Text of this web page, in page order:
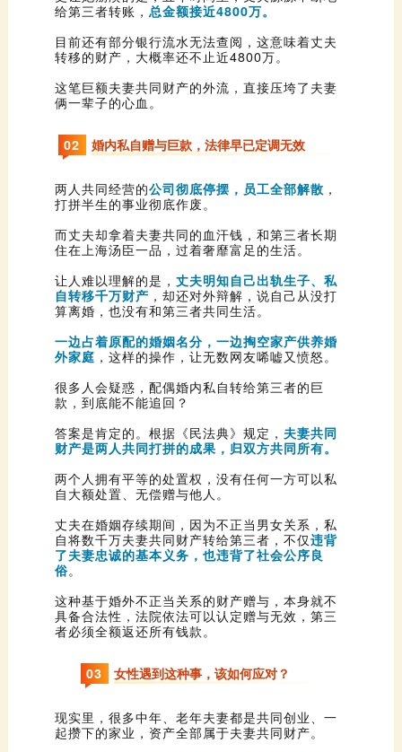
给第三者转账，总金额接近4800万。
转移的财产，大概率还不止近4800万。
俩一辈子的心血。
02 婚内私自赠与巨款，法律早已定调无效
两人共同经营的公司彻底停摆，员工全部解散
打拼半生的事业彻底作废。
住在上海汤臣一品，过着奢靡富足的生活。
让人难以理解的是，
自转移千万财产
算离婚，也没有和第三者共同生活。
外家庭 ，这样的操作，让无数网友唏嘘又愤怒。
款，到底能不能追回？
答案是肯定的。根据《民法典》规定，
财产是两人共同打拼的成果，归双方共同所有。
自大额处置、无偿赠与他人。
自将数千万夫妻共同财产转给第三者，不仅
俗。
者必须全额返还所有钱款。
03 女性遇到这种事，该如何应对？
起攒下的家业，资产全部属于夫妻共同财产。